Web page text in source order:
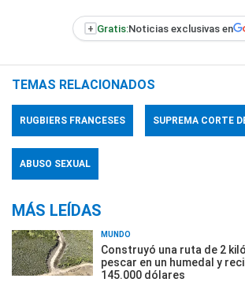
+ Gratis:Noticias exclusivas en
TEMAS RELACIONADOS
RUGBIERS FRANCESES SUPREMA CORTE
ABUSO SEXUAL
MÁS LEÍDAS
MUNDO
Construyó una ruta de 2
pescar en un humedal y
145.000 dólares